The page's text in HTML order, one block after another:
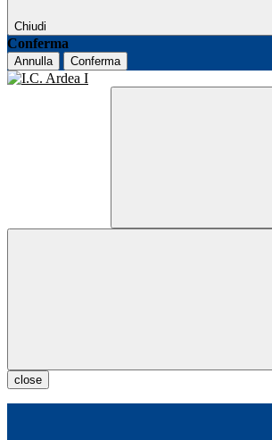
Chiudi
Conferma
Annulla Conferma
close